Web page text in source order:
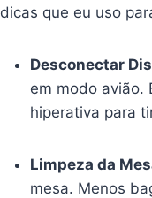
dicas que eu uso
Desconectar
em modo avião.
hiperativa para
Limpeza da
mesa. Menos